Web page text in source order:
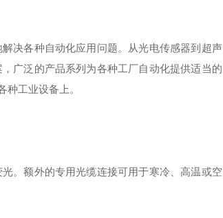
决各种自动化应用问题。从光电传感器到超声
广泛的产品系列为各种工厂自动化提供适当的
工业设备上。
。额外的专用光缆连接可用于寒冷、高温或空